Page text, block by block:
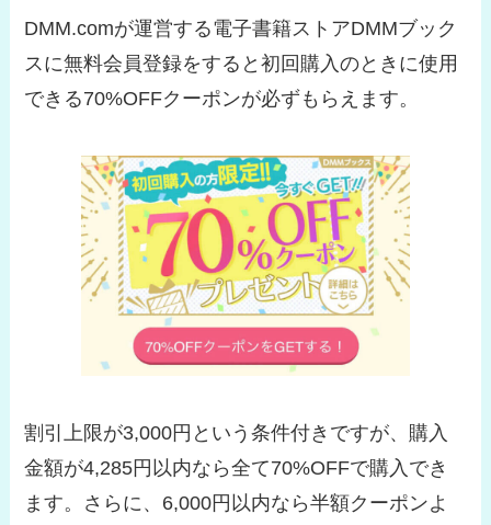
DMM.comが運営する電子書籍ストアDMMブック
スに無料会員登録をすると初回購入のときに使用
できる70%OFFクーポンが必ずもらえます。
割引上限が3,000円という条件付きですが、購入
金額が4,285円以内なら全て70%OFFで購入でき
ます。さらに、6,000円以内なら半額クーポンよ